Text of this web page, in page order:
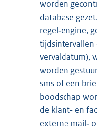
worden
database
regel‑engine,
tijdsintervallen
vervaldatum),
worden
sms of een
boodschap
de klant‑ en
externe mail‑